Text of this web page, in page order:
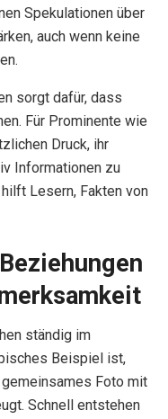
Spekulationen über
auch wenn keine
sorgt dafür, dass
Für Prominente wie
Druck, ihr
Informationen zu
Lesern, Fakten von
ständig im
Beispiel ist,
Foto mit
Schnell entstehen